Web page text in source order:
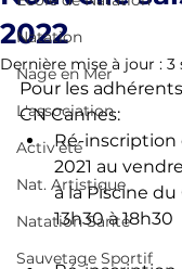
Natation
Nage en Mer
L'association
Activ'été
Nat. Artistique
Natation Santé
Sauvetage Sportif
2022
Dernière mise à jour : 3
Pour les
CN Cannes:
Ré-inscription
2021 au
à la Piscine
13h30 à 18h30